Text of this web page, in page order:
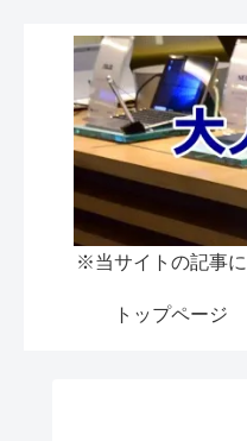
※当サイトの記事
トップページ